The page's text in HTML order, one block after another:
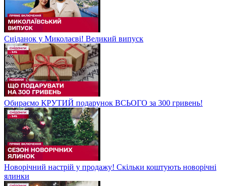
Сніданок у Миколаєві! Великий випуск
Обираємо КРУТИЙ подарунок ВСЬОГО за 300 гривень!
Новорічний настрій у продажу! Скільки коштують новорічні
ялинки